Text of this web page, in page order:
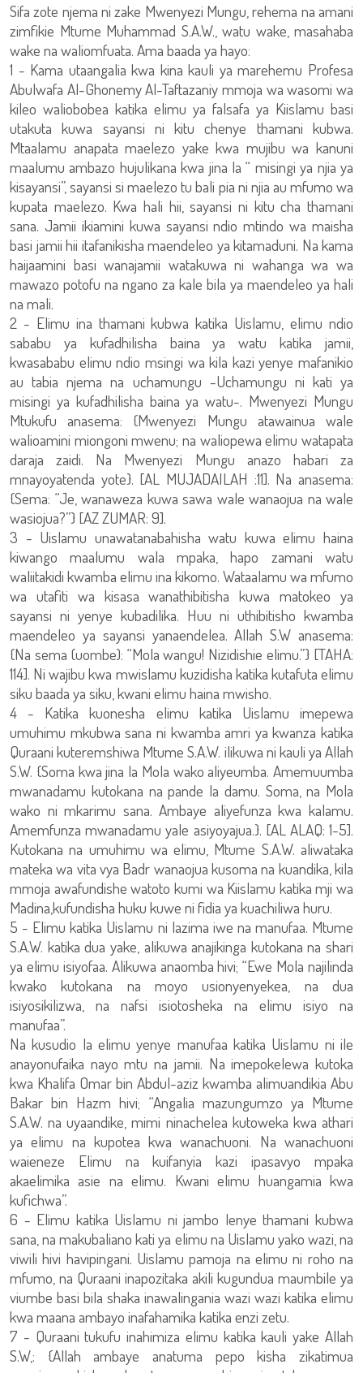
Sifa zote njema ni zake Mwenyezi Mungu, rehema na amani
zimfikie Mtume Muhammad S.A.W., watu wake, masahaba
wake na waliomfuata. Ama baada ya hayo:
1 - Kama utaangalia kwa kina kauli ya marehemu Profesa
Abulwafa Al-Ghonemy Al-Taftazaniy mmoja wa wasomi wa
kileo waliobobea katika elimu ya falsafa ya Kiislamu basi
utakuta kuwa sayansi ni kitu chenye thamani kubwa.
Mtaalamu anapata maelezo yake kwa mujibu wa kanuni
maalumu ambazo hujulikana kwa jina la “ misingi ya njia ya
kisayansi”, sayansi si maelezo tu bali pia ni njia au mfumo wa
kupata maelezo. Kwa hali hii, sayansi ni kitu cha thamani
sana. Jamii ikiamini kuwa sayansi ndio mtindo wa maisha
basi jamii hii itafanikisha maendeleo ya kitamaduni. Na kama
haijaamini basi wanajamii watakuwa ni wahanga wa wa
mawazo potofu na ngano za kale bila ya maendeleo ya hali
na mali.
2 - Elimu ina thamani kubwa katika Uislamu, elimu ndio
sababu ya kufadhilisha baina ya watu katika jamii,
kwasababu elimu ndio msingi wa kila kazi yenye mafanikio
au tabia njema na uchamungu -Uchamungu ni kati ya
misingi ya kufadhilisha baina ya watu-. Mwenyezi Mungu
Mtukufu anasema: {Mwenyezi Mungu atawainua wale
walioamini miongoni mwenu; na waliopewa elimu watapata
daraja zaidi. Na Mwenyezi Mungu anazo habari za
mnayoyatenda yote}. [AL MUJADAILAH :11]. Na anasema:
{Sema: “Je, wanaweza kuwa sawa wale wanaojua na wale
wasiojua?”} [AZ ZUMAR: 9].
3 - Uislamu unawatanabahisha watu kuwa elimu haina
kiwango maalumu wala mpaka, hapo zamani watu
waliitakidi kwamba elimu ina kikomo. Wataalamu wa mfumo
wa utafiti wa kisasa wanathibitisha kuwa matokeo ya
sayansi ni yenye kubadilika. Huu ni uthibitisho kwamba
maendeleo ya sayansi yanaendelea. Allah S.W anasema:
{Na sema (uombe): “Mola wangu! Nizidishie elimu.”} [TAHA:
114]. Ni wajibu kwa mwislamu kuzidisha katika kutafuta elimu
siku baada ya siku, kwani elimu haina mwisho.
4 - Katika kuonesha elimu katika Uislamu imepewa
umuhimu mkubwa sana ni kwamba amri ya kwanza katika
Quraani kuteremshiwa Mtume S.A.W. ilikuwa ni kauli ya Allah
S.W. {Soma kwa jina la Mola wako aliyeumba. Amemuumba
mwanadamu kutokana na pande la damu. Soma, na Mola
wako ni mkarimu sana. Ambaye aliyefunza kwa kalamu.
Amemfunza mwanadamu yale asiyoyajua.}. [AL ALAQ: 1-5].
Kutokana na umuhimu wa elimu, Mtume S.A.W. aliwataka
mateka wa vita vya Badr wanaojua kusoma na kuandika, kila
mmoja awafundishe watoto kumi wa Kiislamu katika mji wa
Madina,kufundisha huku kuwe ni fidia ya kuachiliwa huru.
5 - Elimu katika Uislamu ni lazima iwe na manufaa. Mtume
S.A.W. katika dua yake, alikuwa anajikinga kutokana na shari
ya elimu isiyofaa. Alikuwa anaomba hivi; “Ewe Mola najilinda
kwako kutokana na moyo usionyenyekea, na dua
isiyosikilizwa, na nafsi isiotosheka na elimu isiyo na
manufaa”.
Na kusudio la elimu yenye manufaa katika Uislamu ni ile
anayonufaika nayo mtu na jamii. Na imepokelewa kutoka
kwa Khalifa Omar bin Abdul-aziz kwamba alimuandikia Abu
Bakar bin Hazm hivi; “Angalia mazungumzo ya Mtume
S.A.W. na uyaandike, mimi ninachelea kutoweka kwa athari
ya elimu na kupotea kwa wanachuoni. Na wanachuoni
waieneze Elimu na kuifanyia kazi ipasavyo mpaka
akaelimika asie na elimu. Kwani elimu huangamia kwa
kufichwa”.
6 - Elimu katika Uislamu ni jambo lenye thamani kubwa
sana, na makubaliano kati ya elimu na Uislamu yako wazi, na
viwili hivi havipingani. Uislamu pamoja na elimu ni roho na
mfumo, na Quraani inapozitaka akili kugundua maumbile ya
viumbe basi bila shaka inawalingania wazi wazi katika elimu
kwa maana ambayo inafahamika katika enzi zetu.
7 - Quraani tukufu inahimiza elimu katika kauli yake Allah
S.W,: {Allah ambaye anatuma pepo kisha zikatimua